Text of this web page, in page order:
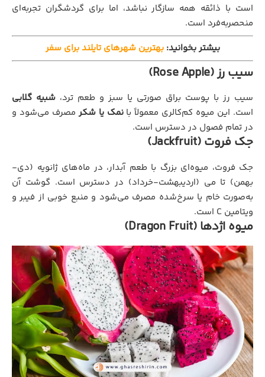
است با ذائقه همه سازگار نباشد، اما برای گردشگران تجربه‌ای
منحصربه‌فرد است.
بیشتر بخوانید:بهترین شهرهای تایلند برای سفر
سیب رز (Rose Apple)
سیب رز با پوست براق صورتی یا سبز و طعم ترد، شبیه گلابی
است. این میوه کم‌کالری معمولاً بانمک یا شکر مصرف می‌شود و
در تمام فصول در دسترس است.
جک فروت (Jackfruit)
جک فروت، میوه‌ای بزرگ با طعم آبدار، در ماه‌های ژانویه (دی-
بهمن) تا می (اردیبهشت-خرداد) در دسترس است. گوشت آن
به‌صورت خام یا سرخ‌شده مصرف می‌شود و منبع خوبی از فیبر و
ویتامین C است.
میوه اژدها (Dragon Fruit)